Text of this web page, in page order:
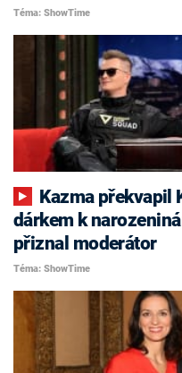
Téma: ShowTime
dárkem k
přiznal moderátor
Téma: ShowTime